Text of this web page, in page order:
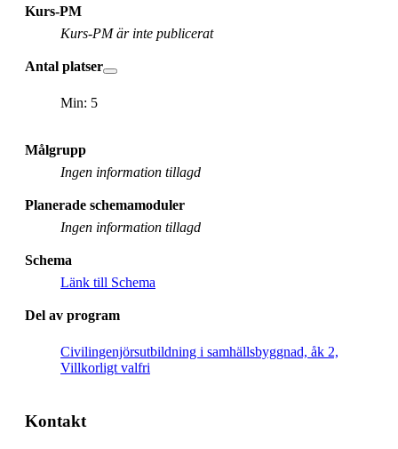
Kurs-PM
Kurs-PM är inte publicerat
Antal platser
Min: 5
Målgrupp
Ingen information tillagd
Planerade schemamoduler
Ingen information tillagd
Schema
Länk till Schema
Del av program
Civilingenjörsutbildning i samhällsbyggnad, åk 2,
Villkorligt valfri
Kontakt